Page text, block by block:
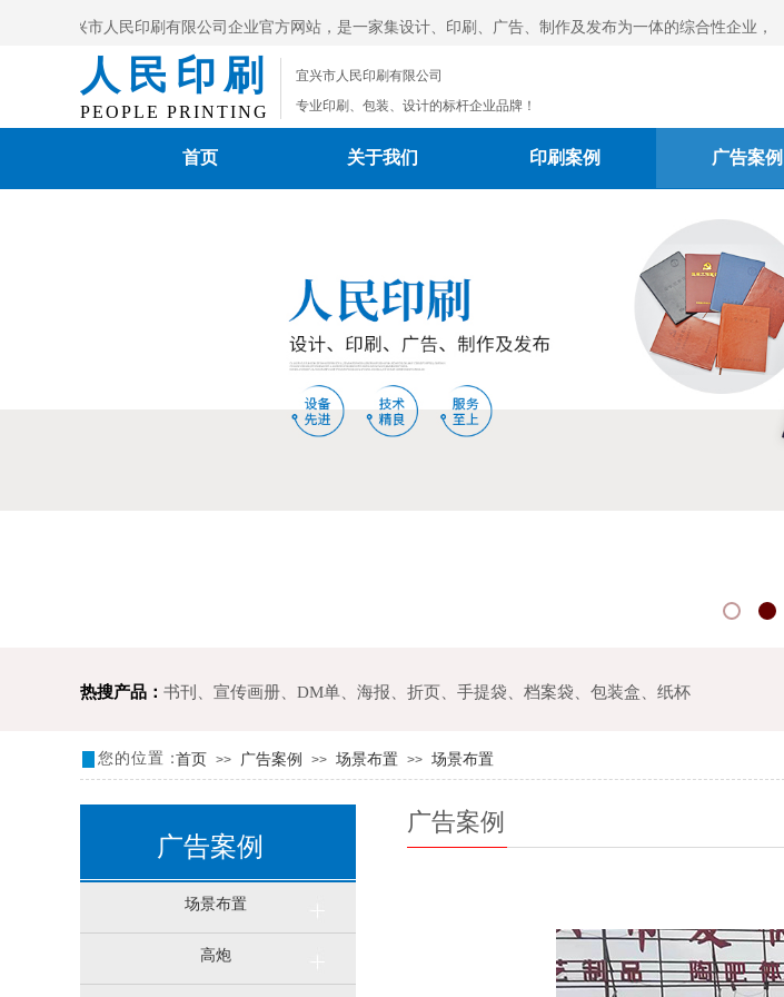
广告案例
迎光临宜兴市人民印刷有限公司企业官方网站，是一家集设计、印刷、广告、制作及发布为一体的综合性企业，
公司电话：0510-87996393，欢迎新老客户来电垂询！
人民印刷
宜兴市人民印刷有限公司
专业印刷、包装、设计的标杆企业品牌！
PEOPLE PRINTING
首页 关于我们 印刷案例 广告案例
热搜产品： 书刊、宣传画册、 DM单、海报、折页 手提袋、档案袋 包装盒、纸杯
您的位置：首页 >> 广告案例 >> 场景布置 >> 场景布置
广告案例
场景布置
高炮